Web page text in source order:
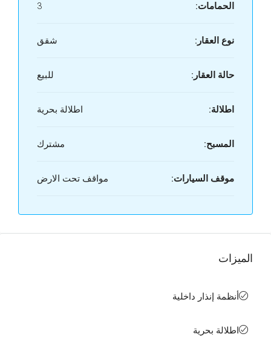
الحمامات: 3
نوع العقار: شقق
حالة العقار: للبيع
اطلالة: اطلالة بحرية
المسبح: مشترك
موقف السيارات: مواقف تحت الارض
الميزات
أنظمة إنذار داخلية
اطلالة بحرية